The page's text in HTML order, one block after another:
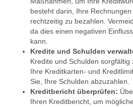
besteht darin, Ihre
rechtzeitig zu bezahlen.
da dies einen negativen
kann.
Kredite und Schulden
Kredite und Schulden sorgfältig
Ihre Kreditkarten- und
Sie, Ihre Schulden abzuzahlen.
Kreditbericht überprüfen:
Ihren Kreditbericht, um